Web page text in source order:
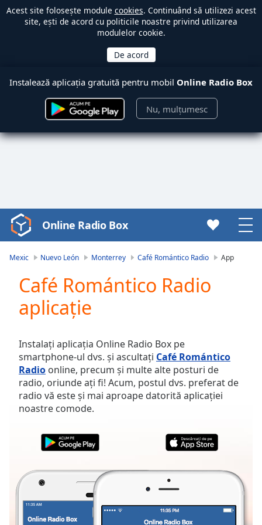
Acest site folosește module cookies. Continuând să utilizezi acest
site, ești de acord cu politicile noastre privind utilizarea
modulelor cookie.
Instalează aplicația gratuită pentru mobil Online Radio Box
Nu, mulțumesc
Video
Player
Play
Video
Skip
Forward
Mute
Current
Time0:00
Duration-:-
Seek to
live,
behind
LIVE
Online Radio Box
Mexic Nuevo León Monterrey Café Romántico Radio App
Café Romántico Radio
aplicație
Instalați aplicația Online Radio Box pe
smartphone-ul dvs. și ascultați Café Romántico
Radio online, precum și multe alte posturi de
radio, oriunde ați fi! Acum, postul dvs. preferat de
radio vă este și mai aproape datorită aplicației
noastre comode.